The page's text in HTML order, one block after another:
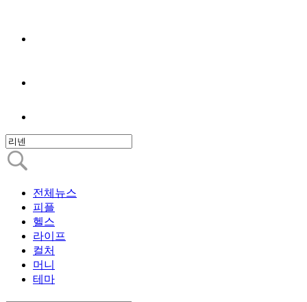
전체뉴스
피플
헬스
라이프
컬처
머니
테마